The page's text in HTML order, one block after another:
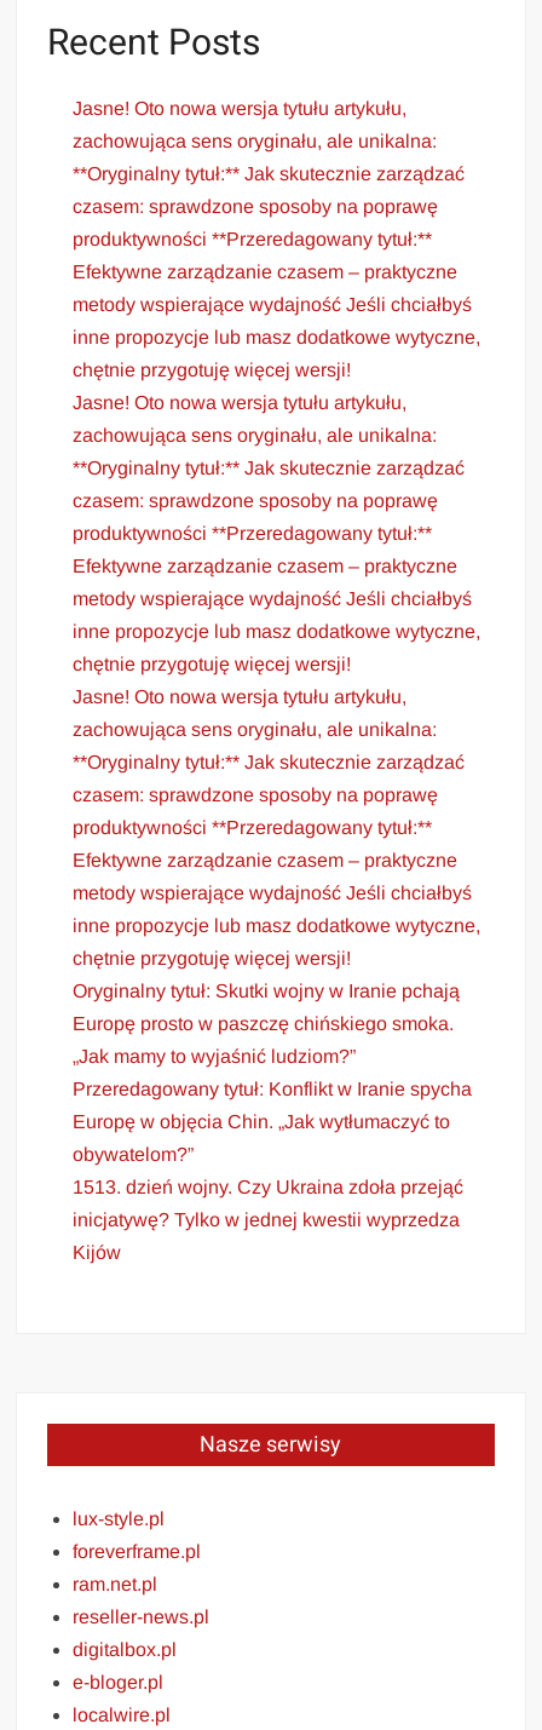
Recent Posts
Jasne! Oto nowa wersja tytułu artykułu,
zachowująca sens oryginału, ale unikalna:
**Oryginalny tytuł:** Jak skutecznie zarządzać
czasem: sprawdzone sposoby na poprawę
produktywności **Przeredagowany tytuł:**
Efektywne zarządzanie czasem – praktyczne
metody wspierające wydajność Jeśli chciałbyś
inne propozycje lub masz dodatkowe wytyczne,
chętnie przygotuję więcej wersji!
Jasne! Oto nowa wersja tytułu artykułu,
zachowująca sens oryginału, ale unikalna:
**Oryginalny tytuł:** Jak skutecznie zarządzać
czasem: sprawdzone sposoby na poprawę
produktywności **Przeredagowany tytuł:**
Efektywne zarządzanie czasem – praktyczne
metody wspierające wydajność Jeśli chciałbyś
inne propozycje lub masz dodatkowe wytyczne,
chętnie przygotuję więcej wersji!
Jasne! Oto nowa wersja tytułu artykułu,
zachowująca sens oryginału, ale unikalna:
**Oryginalny tytuł:** Jak skutecznie zarządzać
czasem: sprawdzone sposoby na poprawę
produktywności **Przeredagowany tytuł:**
Efektywne zarządzanie czasem – praktyczne
metody wspierające wydajność Jeśli chciałbyś
inne propozycje lub masz dodatkowe wytyczne,
chętnie przygotuję więcej wersji!
Oryginalny tytuł: Skutki wojny w Iranie pchają
Europę prosto w paszczę chińskiego smoka.
„Jak mamy to wyjaśnić ludziom?”
Przeredagowany tytuł: Konflikt w Iranie spycha
Europę w objęcia Chin. „Jak wytłumaczyć to
obywatelom?”
1513. dzień wojny. Czy Ukraina zdoła przejąć
inicjatywę? Tylko w jednej kwestii wyprzedza
Kijów
Nasze serwisy
lux-style.pl
foreverframe.pl
ram.net.pl
reseller-news.pl
digitalbox.pl
e-bloger.pl
localwire.pl